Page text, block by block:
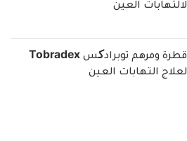
لالتهابات العين
قطرة ومرهم توبرادکس Tobradex
لعلاج التهابات العين